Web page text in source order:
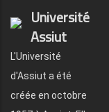
Université
Assiut
L'Université
d'Assiut a été
créée en octobre